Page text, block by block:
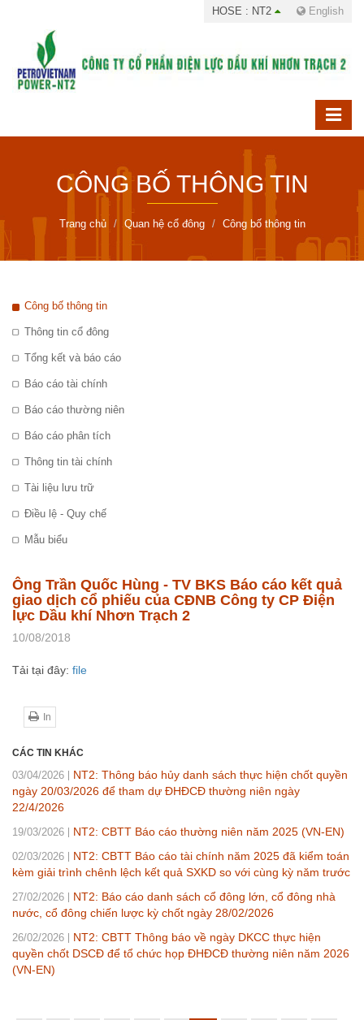
HOSE : NT2 English
CÔNG BỐ THÔNG TIN
Trang chủ Quan hệ cổ đông Công bố thông tin
Công bố thông tin
Thông tin cổ đông
Tổng kết và báo cáo
Báo cáo tài chính
Báo cáo thường niên
Báo cáo phân tích
Thông tin tài chính
Tài liệu lưu trữ
Điều lệ - Quy chế
Mẫu biểu
Ông Trần Quốc Hùng - TV BKS Báo cáo kết quả
giao dịch cổ phiếu của CĐNB Công ty CP Điện
lực Dầu khí Nhơn Trạch 2
10/08/2018
Tải tại đây: file
In
CÁC TIN KHÁC
03/04/2026
NT2: Thông báo hủy danh sách thực hiện chốt quyền
ngày 20/03/2026 để tham dự ĐHĐCĐ thường niên ngày
22/4/2026
19/03/2026 NT2: CBTT Báo cáo thường niên năm 2025 (VN-EN)
02/03/2026
NT2: CBTT Báo cáo tài chính năm 2025 đã kiểm toán
kèm giải trình chênh lệch kết quả SXKD so với cùng kỳ năm trước
27/02/2026
NT2: Báo cáo danh sách cổ đông lớn, cổ đông nhà
nước, cổ đông chiến lược kỳ chốt ngày 28/02/2026
26/02/2026
NT2: CBTT Thông báo về ngày DKCC thực hiện
quyền chốt DSCĐ để tổ chức họp ĐHĐCĐ thường niên năm 2026
(VN-EN)